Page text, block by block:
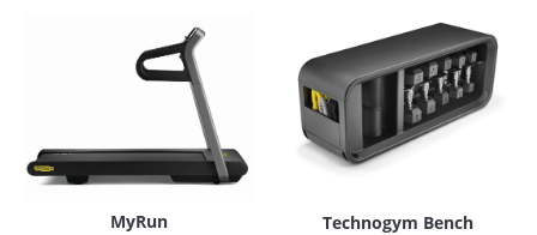
MyRun Technogym Bench